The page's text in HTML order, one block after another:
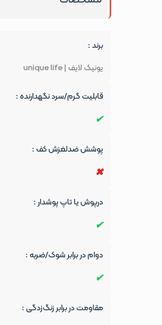
برند :
یونیک لایف | unique life
قابلیت گرم/سرد نگهدارنده :
پوشش ضدلغزش کف :
درپوش یا تاپ پوشدار :
دوام در برابر شوک/ضربه :
مقاومت در برابر زنگ‌زدگی :